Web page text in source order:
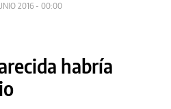
2016 - 00:00
habría